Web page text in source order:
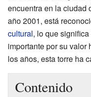
encuentra en la ciudad
año 2001, está
cultural, lo que
importante por su valor
los años, esta torre ha
Contenido